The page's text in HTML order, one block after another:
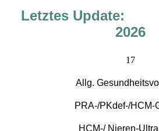
Letztes Update:
2026
17
Allg.
PRA-/PKdef-/HCM-
HCM-/ Nieren-